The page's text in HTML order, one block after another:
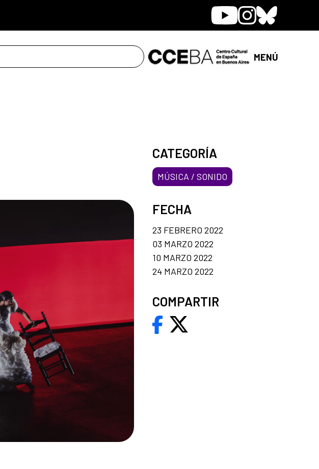
YoutubeInstagram
Bluesky
MENÚ
CATEGORÍA
MÚSICA / SONIDO
FECHA
23 FEBRERO 2022
03 MARZO 2022
10 MARZO 2022
24 MARZO 2022
COMPARTIR